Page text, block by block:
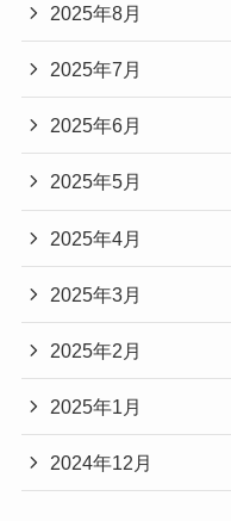
2025年8月
2025年7月
2025年6月
2025年5月
2025年4月
2025年3月
2025年2月
2025年1月
2024年12月